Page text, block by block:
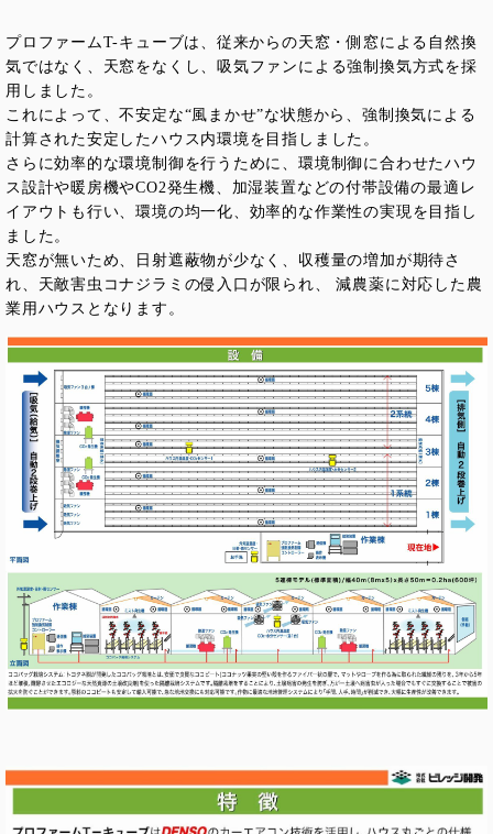
プロファームT-キューブは、従来からの天窓・側窓による自然換
気ではなく、天窓をなくし、吸気ファンによる強制換気方式を採
用しました。
これによって、不安定な“風まかせ”な状態から、強制換気による
計算された安定したハウス内環境を目指しました。
さらに効率的な環境制御を行うために、環境制御に合わせたハウ
ス設計や暖房機やCO2発生機、加湿装置などの付帯設備の最適レ
イアウトも行い、環境の均一化、効率的な作業性の実現を目指し
ました。
天窓が無いため、日射遮蔽物が少なく、収穫量の増加が期待さ
れ、天敵害虫コナジラミの侵入口が限られ、 減農薬に対応した農
業用ハウスとなります。